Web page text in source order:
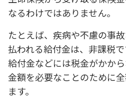
なるわけではありません。
たとえば、疾病や不慮の事
払われる給付金は、非課税
給付金などには税金がかか
金額を必要なことのために
ます。